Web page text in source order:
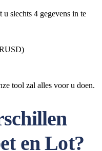
slechts 4 gegevens in te
tool zal alles voor u doen.
en Lot?